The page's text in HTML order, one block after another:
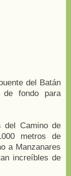
del Batán
fondo para
del Camino de
metros de
a Manzanares
increíbles de